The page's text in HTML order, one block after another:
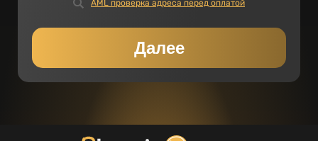
AML проверка адреса перед оплатой
Далее